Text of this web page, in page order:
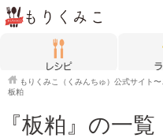
もりくみこ（くみんちゅ）公式サイト
板粕
『板粕』の一覧